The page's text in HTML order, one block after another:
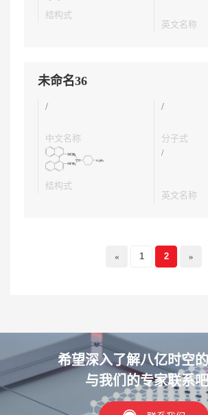
结构式
英文名称
未命名36
/
中文名称
/
分子式
结构式
/
英文名称
« 1 2 »
希望深入了解八亿时空
与我们的专家联系